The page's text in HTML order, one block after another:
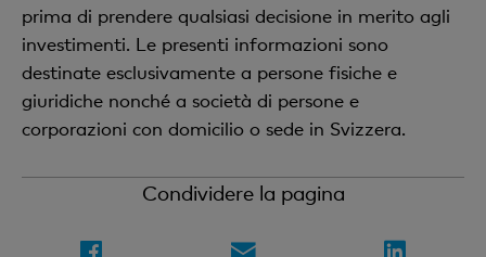
prima di prendere qualsiasi decisione in merito agli
investimenti. Le presenti informazioni sono
destinate esclusivamente a persone fisiche e
giuridiche nonché a società di persone e
corporazioni con domicilio o sede in Svizzera.
Condividere la pagina